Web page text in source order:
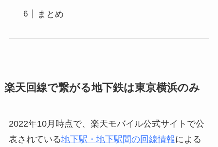
まとめ
楽天回線で繋がる地下鉄は東京横浜のみ
2022年10月時点で、楽天モバイル公式サイトで公
表されている地下駅・地下駅間の回線情報による